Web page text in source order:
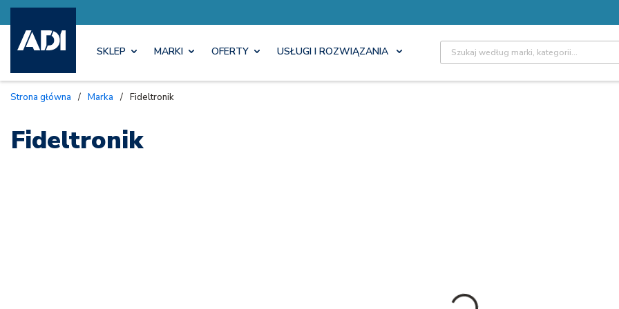
SKLEP MARKI OFERTY USŁUGI I ROZWIĄZANIA Site Search
Strona główna / Marka / Fideltronik
Fideltronik